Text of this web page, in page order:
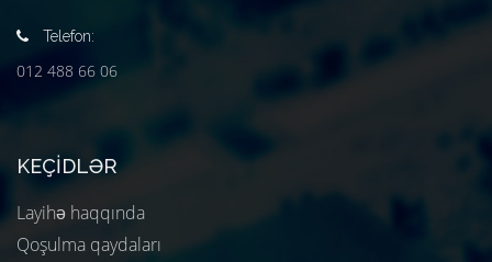
Telefon:
012 488 66 06
KEÇIDLƏR
Layihə haqqında
Qoşulma qaydaları